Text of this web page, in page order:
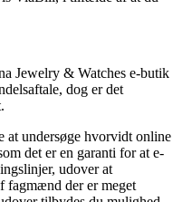
Jewelry & Watches e-butik
dog er det
at undersøge hvorvidt online
det er en garanti for at e-
udover at
fagmænd der er meget